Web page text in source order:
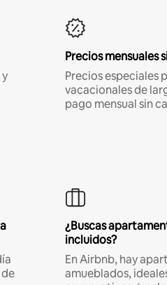
Precios mensuales
Precios especiales
vacacionales de
pago mensual sin
¿Buscas
incluidos?
En Airbnb, hay
amueblados,